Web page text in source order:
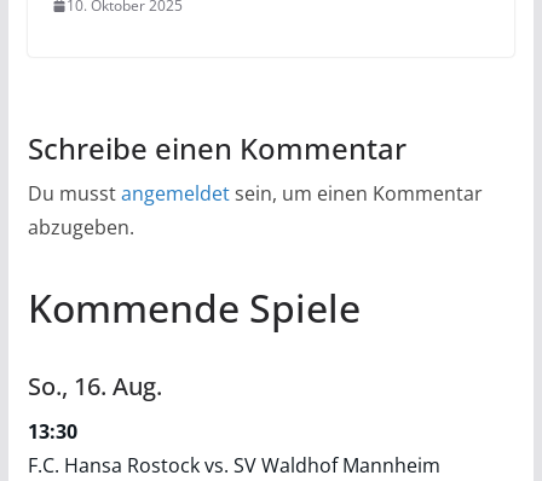
10. Oktober 2025
Schreibe einen Kommentar
Du musstangemeldetsein, um einen Kommentar
abzugeben.
Kommende Spiele
So., 16. Aug.
13:30
F.C. Hansa Rostock vs. SV Waldhof Mannheim